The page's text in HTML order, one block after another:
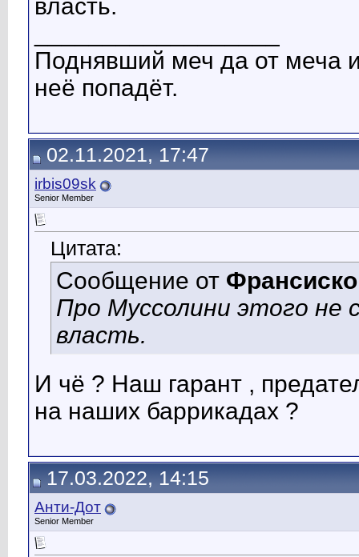
власть.
Поднявший меч да от меча
неё попадёт.
02.11.2021, 17:47
irbis09sk
Senior Member
Цитата:
Сообщение от
Про Муссолини этого не
власть.
И чё ? Наш гарант ,
на наших баррикадах ?
17.03.2022, 14:15
Анти-Дот
Senior Member